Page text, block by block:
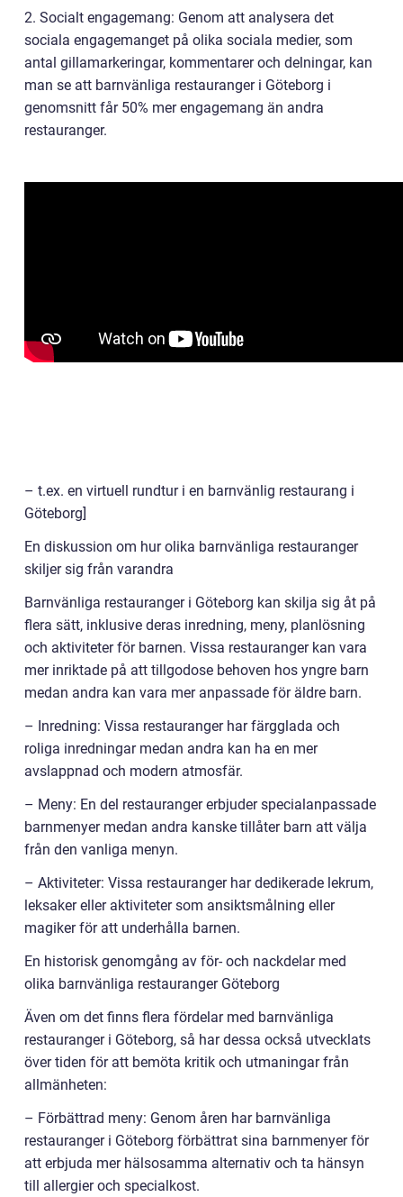
2. Socialt engagemang: Genom att analysera det
sociala engagemanget på olika sociala medier, som
antal gillamarkeringar, kommentarer och delningar, kan
man se att barnvänliga restauranger i Göteborg i
genomsnitt får 50% mer engagemang än andra
restauranger.
– t.ex. en virtuell rundtur i en barnvänlig restaurang i
Göteborg]
En diskussion om hur olika barnvänliga restauranger
skiljer sig från varandra
Barnvänliga restauranger i Göteborg kan skilja sig åt på
flera sätt, inklusive deras inredning, meny, planlösning
och aktiviteter för barnen. Vissa restauranger kan vara
mer inriktade på att tillgodose behoven hos yngre barn
medan andra kan vara mer anpassade för äldre barn.
– Inredning: Vissa restauranger har färgglada och
roliga inredningar medan andra kan ha en mer
avslappnad och modern atmosfär.
– Meny: En del restauranger erbjuder specialanpassade
barnmenyer medan andra kanske tillåter barn att välja
från den vanliga menyn.
– Aktiviteter: Vissa restauranger har dedikerade lekrum,
leksaker eller aktiviteter som ansiktsmålning eller
magiker för att underhålla barnen.
En historisk genomgång av för- och nackdelar med
olika barnvänliga restauranger Göteborg
Även om det finns flera fördelar med barnvänliga
restauranger i Göteborg, så har dessa också utvecklats
över tiden för att bemöta kritik och utmaningar från
allmänheten:
– Förbättrad meny: Genom åren har barnvänliga
restauranger i Göteborg förbättrat sina barnmenyer för
att erbjuda mer hälsosamma alternativ och ta hänsyn
till allergier och specialkost.